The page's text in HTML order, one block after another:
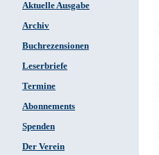
Aktuelle Ausgabe
Archiv
Buchrezensionen
Leserbriefe
Termine
Abonnements
Spenden
Der Verein